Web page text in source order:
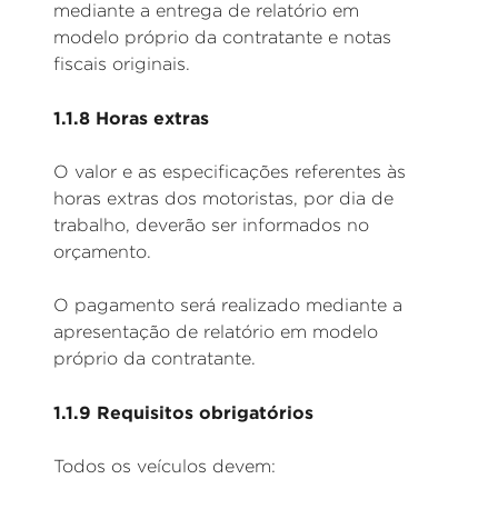
mediante a entrega de relatório em
modelo próprio da contratante e notas
fiscais originais.
1.1.8 Horas extras
O valor e as especificações referentes às
horas extras dos motoristas, por dia de
trabalho, deverão ser informados no
orçamento.
O pagamento será realizado mediante a
apresentação de relatório em modelo
próprio da contratante.
1.1.9 Requisitos obrigatórios
Todos os veículos devem: